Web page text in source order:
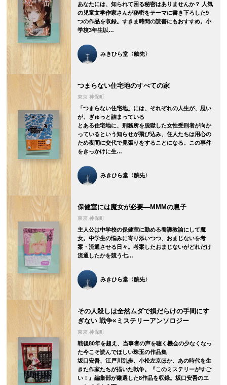
あなたには、知られて困る秘密はありませんか？ 人気
の児童文学作家さんが秘密をテーマに書き下ろした9
つの作品を収録。すきま時間の読書にもおすすめ。小
学校3年生以…
みきひら堂〈舳先〉
つまらない住宅地のすべての家
東京 神保町
「つまらない住宅地」には、それぞれの人生が、思い
が、ぎゅっと詰まっている
とある住宅地に、刑務所を脱獄した女性受刑者が向か
っているという知らせが飛び込み、住人たちは用心の
ため夜間に交代で見張りをすることになる。この事件
をきっかけに生…
みきひら堂〈舳先〉
保健室には魔女が必要―MMMの息子
東京 神保町
主人公は中学校の保健室に勤める養護教諭にして魔
女。中学生の悩みに寄り添いつつ、おまじないを考
案・流通させる日々。考案したおまじないがどれだけ
流通したかを競う七…
みきひら堂〈舳先〉
その人殺しは全然ムダで損だらけの手間にす
ぎない 戦争×ミステリーアンソロジー
東京 神保町
戦後80年を超え、当事者の声を聴く機会の少なくなっ
た今こそ読んでほしい珠玉の作品集
坂口安吾、江戸川乱歩、小松左京ほか、あの時代を生
きた作家たちが描いた戦争。『このミステリーがすご
い！』編集部が厳選した8作品を収録。坂口安吾のエ